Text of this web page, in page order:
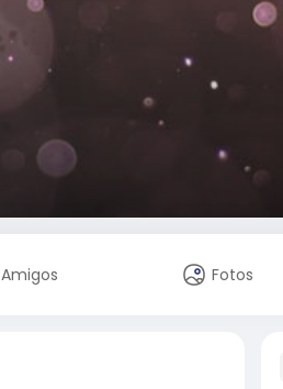
Amigos Fotos